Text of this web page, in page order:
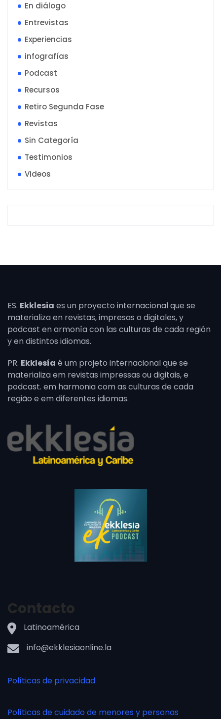
En diálogo
Entrevistas
Experiencias
infografías
Podcast
Recursos
Retiro Segunda Fase
Revistas
Sin Categoría
Testimonios
Videos
ES. Ekklesia es un proyecto internacional que se
materializa en revistas, impresas o digitales, y
podcast en armonía con las culturas de cada región
y en distintos idiomas.
PR. Ekklesía é um projeto internacional que se
materializa em revistas impressas ou digitais, e
podcast. em harmonia com as culturas de cada
região e em diferentes idiomas.
Contacto
Latinoamérica
info@ekklesiaonline.la
Políticas de privacidad
Políticas de cuidado de menores y personas